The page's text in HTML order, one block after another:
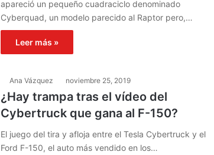
apareció un pequeño cuadraciclo denominado
Cyberquad, un modelo parecido al Raptor pero,…
Leer más »
Ana Vázquez noviembre 25, 2019
¿Hay trampa tras el vídeo del
Cybertruck que gana al F-150?
El juego del tira y afloja entre el Tesla Cybertruck y el
Ford F-150, el auto más vendido en los…